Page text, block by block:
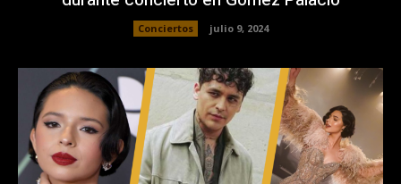
Conciertos julio 9, 2024